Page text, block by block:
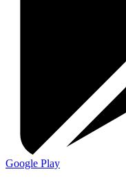
Google Play